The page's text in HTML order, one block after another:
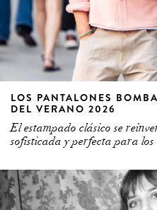
LOS PANTALONES
DEL VERANO 2026
El estampado clásico se
sofisticada y perfecta para los